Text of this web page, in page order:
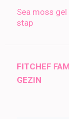
Sea moss
stap
FITCHEF
GEZIN